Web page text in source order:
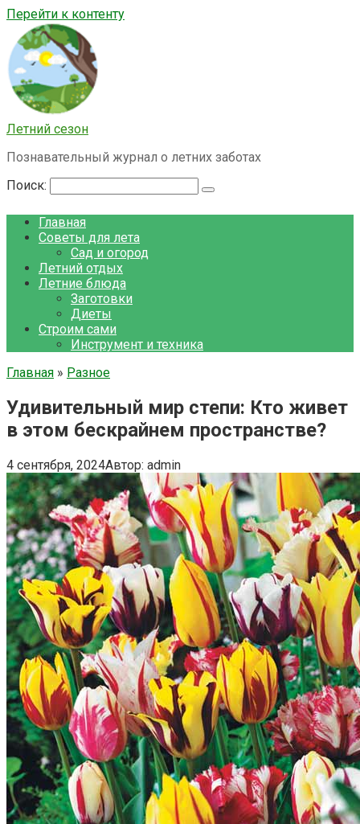
Перейти к контенту
Летний сезон
Познавательный журнал о летних заботах
Поиск:
Главная
Советы для лета
Сад и огород
Летний отдых
Летние блюда
Заготовки
Диеты
Строим сами
Инструмент и техника
Главная » Разное
Удивительный мир степи: Кто живет
в этом бескрайнем пространстве?
4 сентября, 2024Автор: admin